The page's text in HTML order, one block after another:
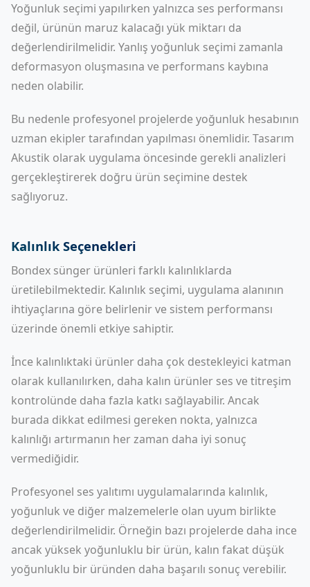
Yoğunluk seçimi yapılırken yalnızca ses performansı
değil, ürünün maruz kalacağı yük miktarı da
değerlendirilmelidir. Yanlış yoğunluk seçimi zamanla
deformasyon oluşmasına ve performans kaybına
neden olabilir.
Bu nedenle profesyonel projelerde yoğunluk hesabının
uzman ekipler tarafından yapılması önemlidir. Tasarım
Akustik olarak uygulama öncesinde gerekli analizleri
gerçekleştirerek doğru ürün seçimine destek
sağlıyoruz.
Kalınlık Seçenekleri
Bondex sünger ürünleri farklı kalınlıklarda
üretilebilmektedir. Kalınlık seçimi, uygulama alanının
ihtiyaçlarına göre belirlenir ve sistem performansı
üzerinde önemli etkiye sahiptir.
İnce kalınlıktaki ürünler daha çok destekleyici katman
olarak kullanılırken, daha kalın ürünler ses ve titreşim
kontrolünde daha fazla katkı sağlayabilir. Ancak
burada dikkat edilmesi gereken nokta, yalnızca
kalınlığı artırmanın her zaman daha iyi sonuç
vermediğidir.
Profesyonel ses yalıtımı uygulamalarında kalınlık,
yoğunluk ve diğer malzemelerle olan uyum birlikte
değerlendirilmelidir. Örneğin bazı projelerde daha ince
ancak yüksek yoğunluklu bir ürün, kalın fakat düşük
yoğunluklu bir üründen daha başarılı sonuç verebilir.